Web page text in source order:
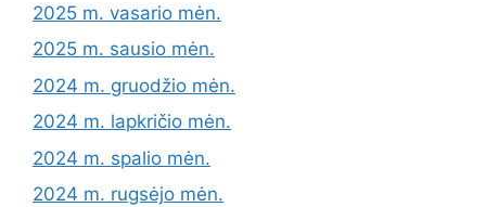
2025 m. vasario mėn.
2025 m. sausio mėn.
2024 m. gruodžio mėn.
2024 m. lapkričio mėn.
2024 m. spalio mėn.
2024 m. rugsėjo mėn.